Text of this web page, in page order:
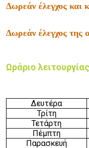
Δωρεάν έλεγχος και
Δωρεάν έλεγχος της
Ωράριο λειτουργίας
Δευτέρα
Τρίτη
Τετάρτη
Πέμπτη
Παρασκευή